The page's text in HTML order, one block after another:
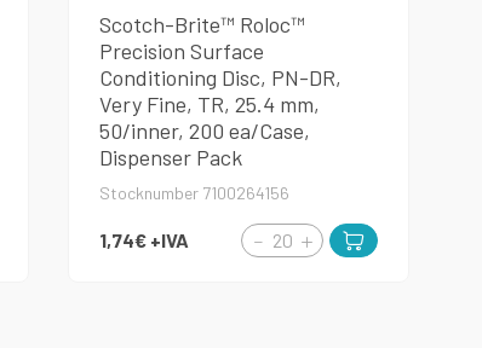
Scotch-Brite™ Roloc™
Precision Surface
Conditioning Disc, PN-DR,
Very Fine, TR, 25.4 mm,
50/inner, 200 ea/Case,
Dispenser Pack
Stocknumber 7100264156
1,74€ +IVA